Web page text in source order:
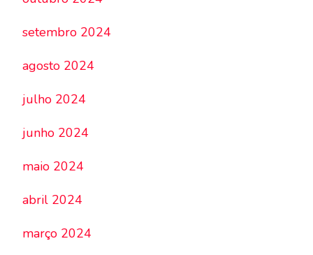
setembro 2024
agosto 2024
julho 2024
junho 2024
maio 2024
abril 2024
março 2024